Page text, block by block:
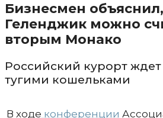
Бизнесмен
Геленджик можно
вторым Монако
Российский курорт ждет
тугими кошельками
В ходе конференции